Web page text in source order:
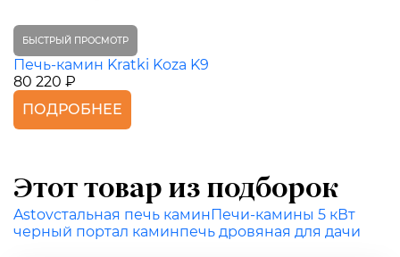
БЫСТРЫЙ ПРОСМОТР
Печь-камин Kratki Koza K9
80 220 ₽
ПОДРОБНЕЕ
Этот товар из подборок
Astovстальная печь каминПечи-камины 5 кВт
черный портал каминпечь дровяная для дачи